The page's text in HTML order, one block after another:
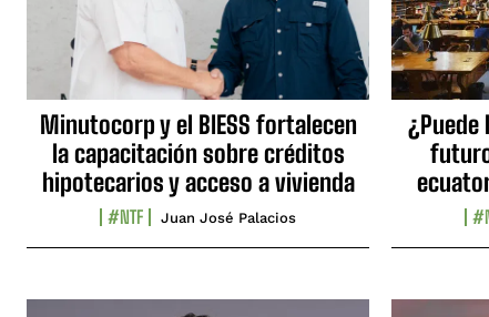
Minutocorp y el BIESS fortalecen
la capacitación sobre créditos
hipotecarios y acceso a vivienda
#NTF Juan José Palacios
¿Puede